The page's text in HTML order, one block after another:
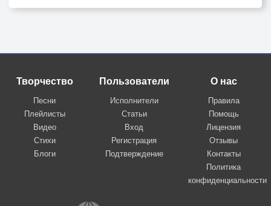
Творчество
Песни
Плейлисты
Видео
Стихи
Блоги
Пользователи
Исполнители
Статьи
Вход
Регистрация
Подтверждение
О нас
Правила
Помощь
Лицензия
Отзывы
Контакты
Политика
конфиденциальности